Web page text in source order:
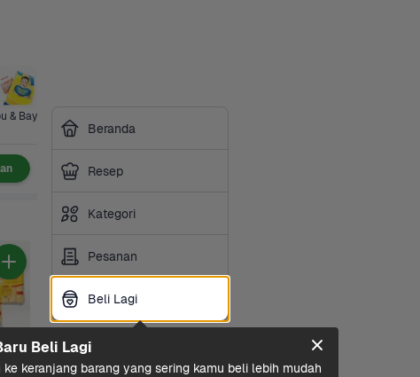
& Bayi
BBQ
Ringan
Beranda
Resep
Kategori
Pesanan
Beli Lagi
Beli Lagi
Beli Lagi
ke keranjang barang yang sering kamu beli lebih mudah